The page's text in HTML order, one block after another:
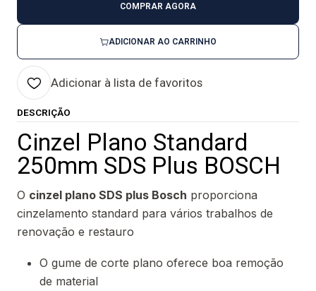
ADICIONAR AO CARRINHO
COMPRAR AGORA
Adicionar à lista de favoritos
DESCRIÇÃO
Cinzel Plano Standard
250mm SDS Plus BOSCH
O cinzel plano SDS plus Bosch proporciona
cinzelamento standard para vários trabalhos de
renovação e restauro
O gume de corte plano oferece boa remoção
de material